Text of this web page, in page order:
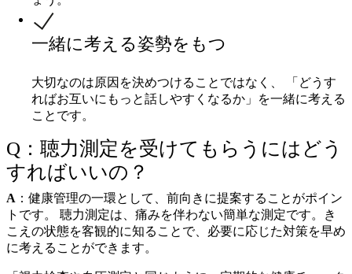
一緒に考える姿勢をもつ
大切なのは原因を決めつけることではなく、 「どうす
ればお互いにもっと話しやすくなるか」を一緒に考える
ことです。
Q：聴力測定を受けてもらうにはどう
すればいいの？
A ：健康管理の一環として、前向きに提案することがポイン
トです。 聴力測定は、痛みを伴わない簡単な測定です。き
こえの状態を客観的に知ることで、必要に応じた対策を早め
に考えることができます。